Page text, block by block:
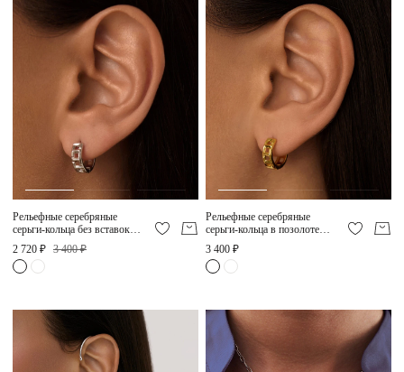
Рельефные серебряные
серьги-кольца без вставок
2 720 ₽ 3 400 ₽
Рельефные серебряные
серьги-кольца в позолоте
3 400 ₽